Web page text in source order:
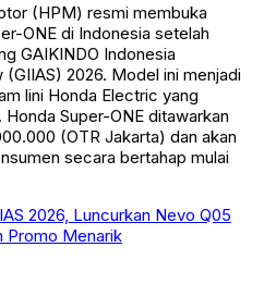
(HPM) resmi membuka
ONE di Indonesia setelah
GAIKINDO Indonesia
2026. Model ini menjadi
lini Honda Electric yang
Honda Super-ONE ditawarkan
(OTR Jakarta) dan akan
secara bertahap mulai